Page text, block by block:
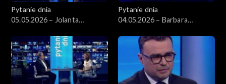
Pytanie dnia
05.05.2026 – Jolanta
Pytanie dnia
04.05.2026 – Barbara